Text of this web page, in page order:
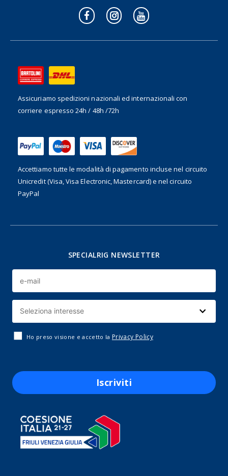
Assicuriamo spedizioni nazionali ed internazionalicon
corriere espresso 24h / 48h /72h
Accettiamo tutte le modalità di pagamento incluse nel circuito
Unicredit (Visa, Visa Electronic, Mastercard) e nel circuito
PayPal
SPECIALRIG NEWSLETTER
Ho preso visione e accetto la Privacy Policy
Iscriviti